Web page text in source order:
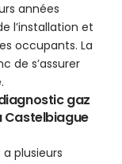
années
l’installation et
occupants. La
de s’assurer
gaz
Castelbiague
plusieurs